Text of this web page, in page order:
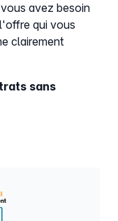
avez besoin
qui vous
clairement
sans